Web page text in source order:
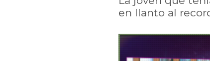
en llanto al